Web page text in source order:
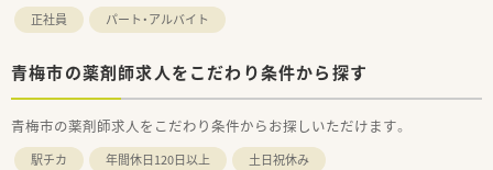
正社員 パート・アルバイト
青梅市の薬剤師求人をこだわり条件から探す
青梅市の薬剤師求人をこだわり条件からお探しいただけます。
駅チカ 年間休日120日以上
土日祝休み